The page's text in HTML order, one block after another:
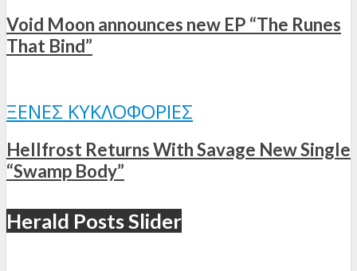
Void Moon announces new EP “The Runes
That Bind”
ΞΈΝΕΣ ΚΥΚΛΟΦΟΡΊΕΣ
Hellfrost Returns With Savage New Single
“Swamp Body”
Herald Posts Slider